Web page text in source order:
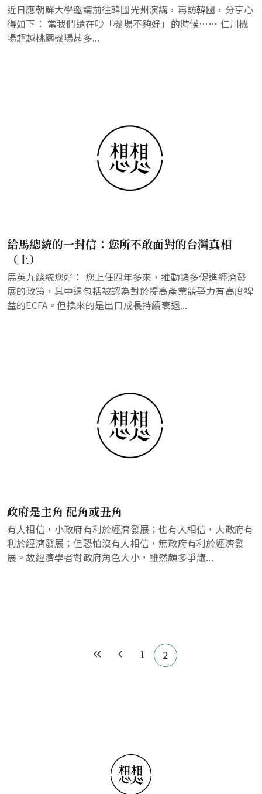
近日應朝鮮大學邀請前往韓國光州演講，再訪韓國，分享心
得如下： 當我們還在吵「機場不夠好」的時候…… 仁川機
場超越桃園機場甚多...
給馬總統的一封信：您所不敢面對的台灣真相
（上）
馬英九總統您好： 您上任四年多來，推動諸多促進經濟發
展的政策，其中還包括被認為對於提高產業競爭力有高度裨
益的ECFA。但換來的是出口成長持續衰退...
政府是主角 配角或丑角
有人相信，小政府有利於經濟發展；也有人相信，大政府有
利於經濟發展；但恐怕沒有人相信，無政府有利於經濟發
展。故經濟學者對政府角色大小，雖然頗多爭議...
1 2